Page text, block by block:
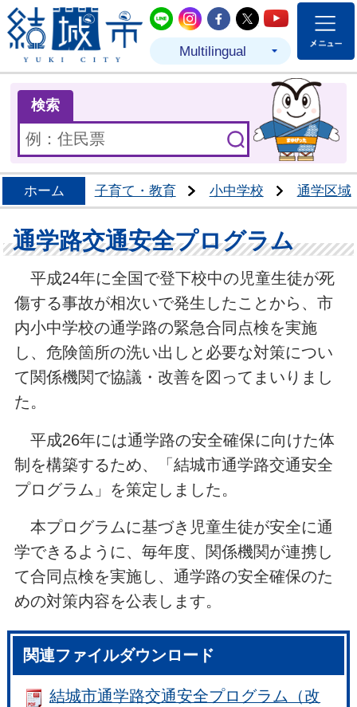
結城市公式LINE
結城市公式Instagram
結城市公式
結城市公式
結城市
Multilingual
検索
ホーム 子育て・教育 小中学校 通学区域
通学路交通安全プログラム
平成24年に全国で登下校中の児童生徒が死
傷する事故が相次いで発生したことから、市
内小中学校の通学路の緊急合同点検を実施
し、危険箇所の洗い出しと必要な対策につい
て関係機関で協議・改善を図ってまいりまし
た。
平成26年には通学路の安全確保に向けた体
制を構築するため、「結城市通学路交通安全
プログラム」を策定しました。
本プログラムに基づき 児童生徒が安全に通
学できるように、毎年度、 関係機関が連携し
て合同点検を実施し、通学路の安全確保のた
めの対策内容を公表します。
関連ファイルダウンロード
結城市通学路交通安全プログラム（改